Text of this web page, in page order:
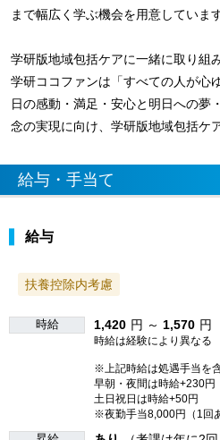
まで幅広く学ぶ機会を用意しています
学研版地域包括ケアに一緒に取り組
学研ココファンは「すべての人が心
日の感動・満足・安心と明日への夢
念の実現に向け、学研版地域包括ケ
給与・手当て
給与
扶養控除内考慮
時給 1,420 円 ～ 1,570 円
時給は経験により異なる
※上記時給は処遇手当を
早朝・夜間は時給+230円
土日祝日は時給+50円
※夜勤手当8,000円（1回